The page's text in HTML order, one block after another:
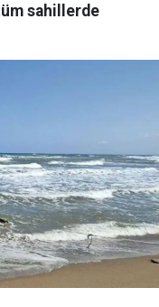
sahillerde